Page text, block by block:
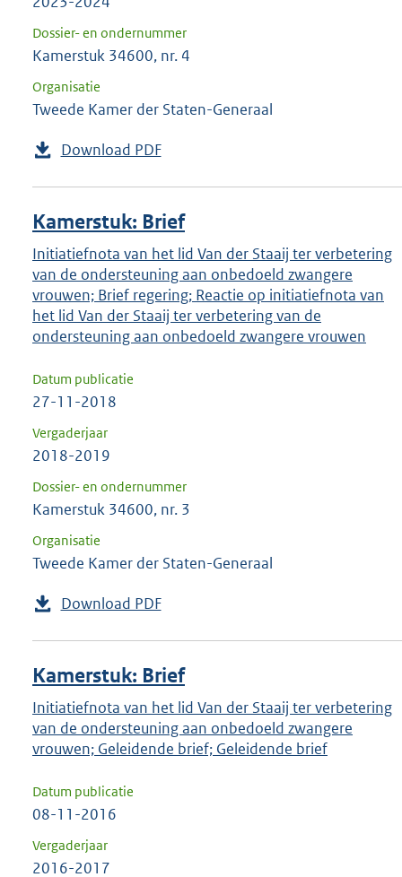
Dossier- en ondernummer
Kamerstuk 34600, nr. 4
Organisatie
Tweede Kamer der Staten-Generaal
Download PDF
Kamerstuk: Brief
Initiatiefnota van het lid Van der Staaij ter verbetering
van de ondersteuning aan onbedoeld zwangere
vrouwen; Brief regering; Reactie op initiatiefnota van
het lid Van der Staaij ter verbetering van de
ondersteuning aan onbedoeld zwangere vrouwen
Datum publicatie
27-11-2018
Vergaderjaar
2018-2019
Dossier- en ondernummer
Kamerstuk 34600, nr. 3
Organisatie
Tweede Kamer der Staten-Generaal
Download PDF
Kamerstuk: Brief
Initiatiefnota van het lid Van der Staaij ter verbetering
van de ondersteuning aan onbedoeld zwangere
vrouwen; Geleidende brief; Geleidende brief
Datum publicatie
08-11-2016
Vergaderjaar
2016-2017